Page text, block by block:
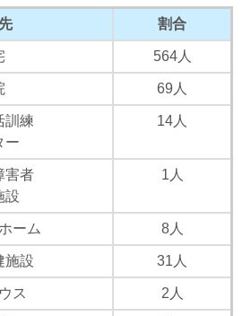
割合
564人
69人
訓練
ー
14人
害者
設
1人
ーム 8人
施設 31人
ス 2人